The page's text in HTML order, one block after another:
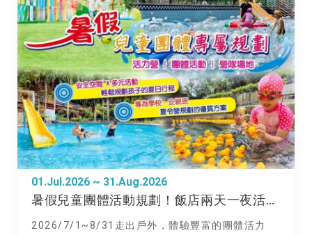
01.Jul.2026 ~ 31.Aug.2026
暑假兒童團體活動規劃！飯店兩天一夜活力營
2026/7/1~8/31走出戶外，體驗豐富的團體活力